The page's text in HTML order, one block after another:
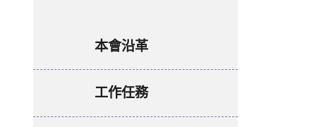
本會沿革
工作任務